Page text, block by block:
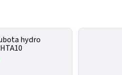
hydro